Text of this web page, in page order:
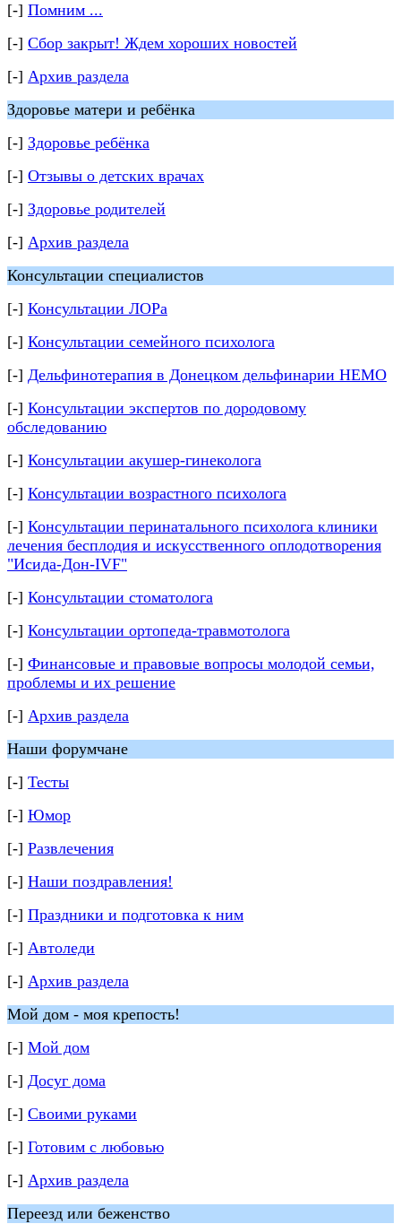
[-] Помним ...
[-] Сбор закрыт! Ждем хороших новостей
[-] Архив раздела
Здоровье матери и ребёнка
[-] Здоровье ребёнка
[-] Отзывы о детских врачах
[-] Здоровье родителей
[-] Архив раздела
Консультации специалистов
[-] Консультации ЛОРа
[-] Консультации семейного психолога
[-] Дельфинотерапия в Донецком дельфинарии НЕМО
[-] Консультации экспертов по дородовому
обследованию
[-] Консультации акушер-гинеколога
[-] Консультации возрастного психолога
[-] Консультации перинатального психолога клиники
лечения бесплодия и искусственного оплодотворения
"Исида-Дон-IVF"
[-] Консультации стоматолога
[-] Консультации ортопеда-травмотолога
[-] Финансовые и правовые вопросы молодой семьи,
проблемы и их решение
[-] Архив раздела
Наши форумчане
[-] Тесты
[-] Юмор
[-] Развлечения
[-] Наши поздравления!
[-] Праздники и подготовка к ним
[-] Автоледи
[-] Архив раздела
Мой дом - моя крепость!
[-] Мой дом
[-] Досуг дома
[-] Своими руками
[-] Готовим с любовью
[-] Архив раздела
Переезд или беженство